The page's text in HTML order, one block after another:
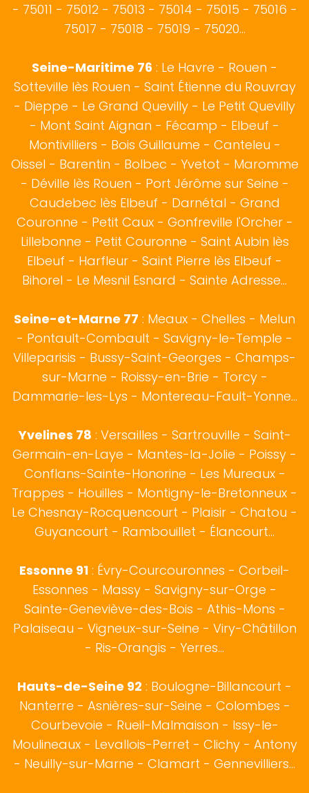
- 75011 - 75012 - 75013 - 75014 - 75015 - 75016 -
75017 - 75018 - 75019 - 75020...
Seine-Maritime 76 : Le Havre - Rouen -
Sotteville lès Rouen - Saint Étienne du Rouvray
- Dieppe - Le Grand Quevilly - Le Petit Quevilly
- Mont Saint Aignan - Fécamp - Elbeuf -
Montivilliers - Bois Guillaume - Canteleu -
Oissel - Barentin - Bolbec - Yvetot - Maromme
- Déville lès Rouen - Port Jérôme sur Seine -
Caudebec lès Elbeuf - Darnétal - Grand
Couronne - Petit Caux - Gonfreville l'Orcher -
Lillebonne - Petit Couronne - Saint Aubin lès
Elbeuf - Harfleur - Saint Pierre lès Elbeuf -
Bihorel - Le Mesnil Esnard - Sainte Adresse...
Seine-et-Marne 77 : Meaux - Chelles - Melun
- Pontault-Combault - Savigny-le-Temple -
Villeparisis - Bussy-Saint-Georges - Champs-
sur-Marne - Roissy-en-Brie - Torcy -
Dammarie-les-Lys - Montereau-Fault-Yonne...
Yvelines 78 : Versailles - Sartrouville - Saint-
Germain-en-Laye - Mantes-la-Jolie - Poissy -
Conflans-Sainte-Honorine - Les Mureaux -
Trappes - Houilles - Montigny-le-Bretonneux -
Le Chesnay-Rocquencourt - Plaisir - Chatou -
Guyancourt - Rambouillet - Élancourt...
Essonne 91 : Évry-Courcouronnes - Corbeil-
Essonnes - Massy - Savigny-sur-Orge -
Sainte-Geneviève-des-Bois - Athis-Mons -
Palaiseau - Vigneux-sur-Seine - Viry-Châtillon
- Ris-Orangis - Yerres...
Hauts-de-Seine 92 : Boulogne-Billancourt -
Nanterre - Asnières-sur-Seine - Colombes -
Courbevoie - Rueil-Malmaison - Issy-le-
Moulineaux - Levallois-Perret - Clichy - Antony
- Neuilly-sur-Marne - Clamart - Gennevilliers...